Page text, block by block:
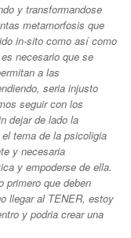
y transformandose
metamorfosis que
in-sito como así como
necesario que se
a las
seria injusto
seguir con los
dejar de lado la
tema de la psicoligia
y necesaria
y empoderse de ella.
primero que deben
llegar al TENER, estoy
y podria crear una